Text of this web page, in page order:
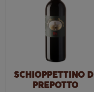
SCHIOPPETTINO DI
PREPOTTO